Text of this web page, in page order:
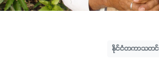
နိုင်ငံတကာသတင်